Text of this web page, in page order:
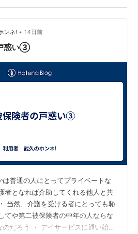
。
、野久保直樹が「恥」、上地雄輔が
ということで、2008年8月には３人
お台場探偵羞恥心 ヘキサゴン殺人
DVDで発売）。
けが話題になり、オリコン月間チ
ップ10入り。
合体しアラジン結成、シングル「
。
「弱虫サンタ」(カシアス島田作
ンネ! • 14日前
戸惑い③
は普通の人にとってプライベートな
者となれば介助してくれる他人と共
当然、介護を受ける者にとっても恥
てや第二被保険者の中年の人ならな
のだろう ・ デイサービスに通い始め